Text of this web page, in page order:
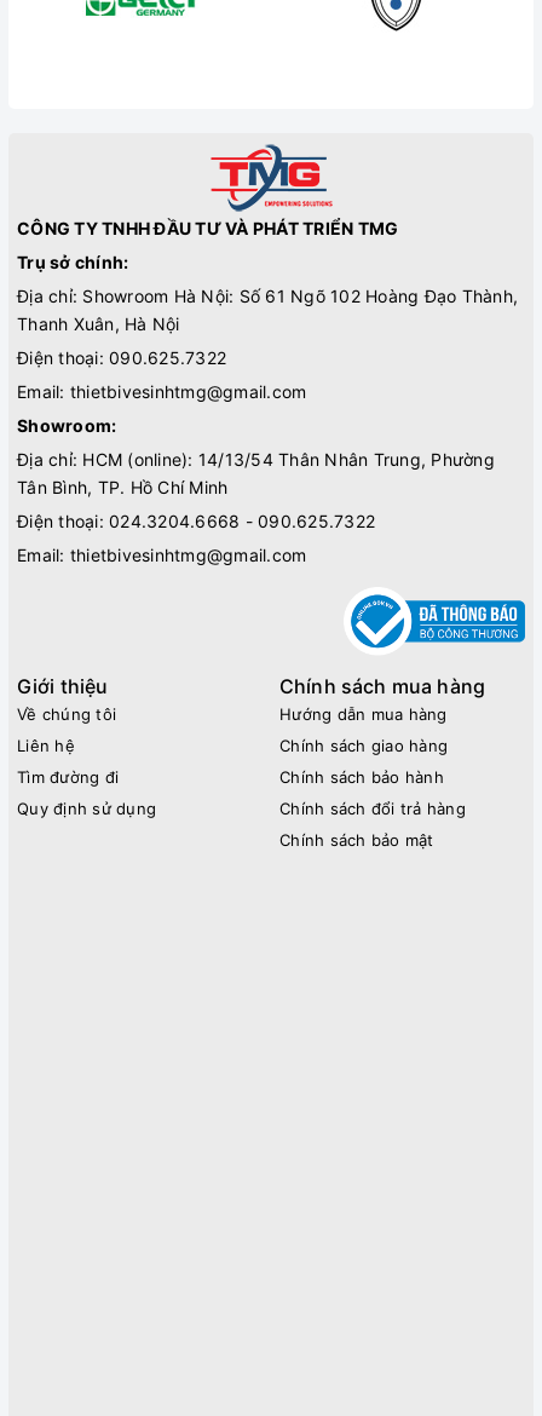
CÔNG TY TNHH ĐẦU TƯ VÀ PHÁT TRIỂN TMG
Trụ sở chính:
Địa chỉ: Showroom Hà Nội: Số 61 Ngõ 102 Hoàng Đạo Thành,
Thanh Xuân, Hà Nội
Điện thoại: 090.625.7322
Email: thietbivesinhtmg@gmail.com
Showroom:
Địa chỉ: HCM (online): 14/13/54 Thân Nhân Trung, Phường
Tân Bình, TP. Hồ Chí Minh
Điện thoại: 024.3204.6668 - 090.625.7322
Email: thietbivesinhtmg@gmail.com
Giới thiệu
Về chúng tôi
Liên hệ
Tìm đường đi
Quy định sử dụng
Chính sách mua hàng
Hướng dẫn mua hàng
Chính sách giao hàng
Chính sách bảo hành
Chính sách đổi trả hàng
Chính sách bảo mật